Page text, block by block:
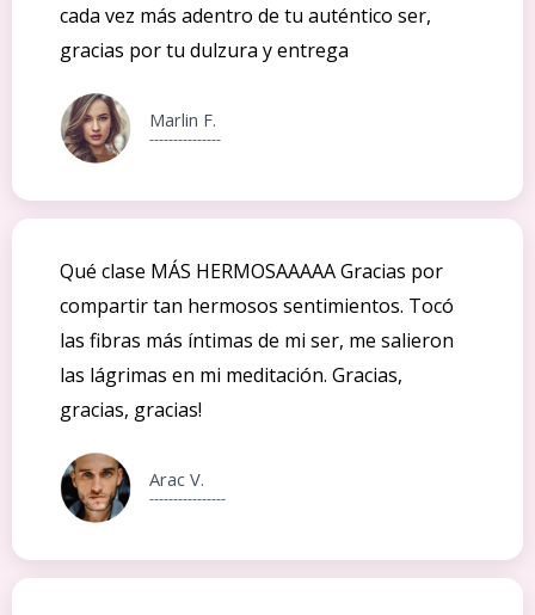
cada vez más adentro de tu auténtico ser,
gracias por tu dulzura y entrega
Marlin F.
---------------
Qué clase MÁS HERMOSAAAAA Gracias por
compartir tan hermosos sentimientos. Tocó
las fibras más íntimas de mi ser, me salieron
las lágrimas en mi meditación. Gracias,
gracias, gracias!
Arac V.
----------------